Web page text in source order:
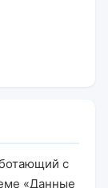
с
«Данные